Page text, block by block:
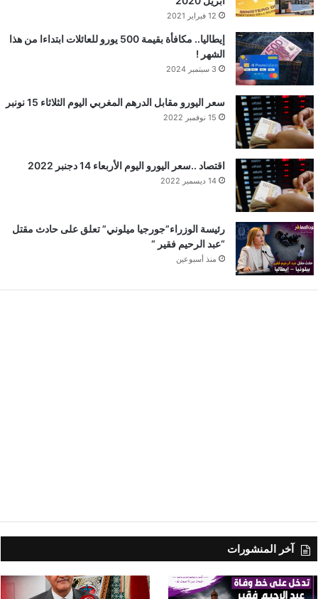
12 فبراير 2021
إيطاليا.. مكافأة بقيمة 500 يورو للعائلات ابتداءا من هذا
الشهر !
3 سبتمبر 2024
سعر اليورو مقابل الدرهم المغربي اليوم الثلاثاء 15 نونبر
15 نوفمبر 2022
اقتصاد ..سعر اليورو اليوم الأربعاء 14 دجنبر 2022
14 ديسمبر 2022
رئيسة الوزراء”جورجيا ميلوني” تعلق على حادث مقتل
“عبد الرحيم فقير “
منذ أسبوعين
آخر المنشورات